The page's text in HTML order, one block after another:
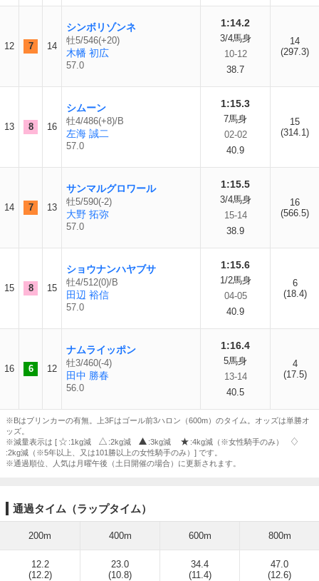
12 7 14
シンボリゾンネ
牡5/546(+20)
木幡 初広
57.0
1:14.2
3/4馬身
10-12
38.7
14
(297.3)
13 8 16
シムーン
牡4/486(+8)/B
左海 誠二
57.0
1:15.3
7馬身
02-02
40.9
15
(314.1)
14 7 13
サンマルグロワール
牡5/590(-2)
大野 拓弥
57.0
1:15.5
3/4馬身
15-14
38.9
16
(566.5)
15 8 15
ショウナンハヤブサ
牡4/512(0)/B
田辺 裕信
57.0
1:15.6
1/2馬身
04-05
40.9
6
(18.4)
16 6 12
ナムライッポン
牡3/460(-4)
田中 勝春
56.0
1:16.4
5馬身
13-14
40.5
4
(17.5)
※Bはブリンカーの有無。上3Fはゴール前3ハロン（600m）のタイム。オッズは単勝オ
ッズ。
※減量表示は [
:1kg減 :2kg減 :3kg減
:4kg減（※女性騎手のみ）
:2kg減（※5年以上、又は101勝以上の女性騎手のみ）] です。
※通過順位、人気は月曜午後（土日開催の場合）に更新されます。
通過タイム（ラップタイム）
200m 400m 600m 800m
12.2
(12.2)
23.0
(10.8)
34.4
(11.4)
47.0
(12.6)